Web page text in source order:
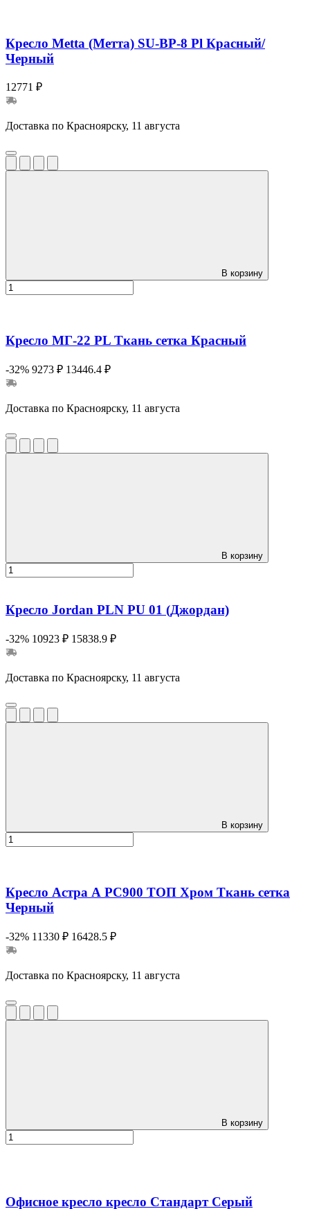
Кресло Metta (Метта) SU-BP-8 Pl Красный/
Черный
12771 ₽
Доставка по Красноярску, 11 августа
В корзину
Кресло МГ-22 PL Ткань сетка Красный
-32% 9273 ₽ 13446.4 ₽
Доставка по Красноярску, 11 августа
В корзину
Кресло Jordan PLN PU 01 (Джордан)
-32% 10923 ₽ 15838.9 ₽
Доставка по Красноярску, 11 августа
В корзину
Кресло Астра А РС900 ТОП Хром Ткань сетка
Черный
-32% 11330 ₽ 16428.5 ₽
Доставка по Красноярску, 11 августа
В корзину
Офисное кресло кресло Стандарт Серый